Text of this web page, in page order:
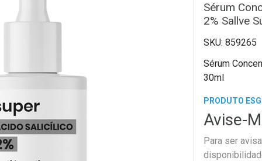
Sérum
2% Sallve
859265
Sérum
30ml
PRODUTO
Avise-
Para ser